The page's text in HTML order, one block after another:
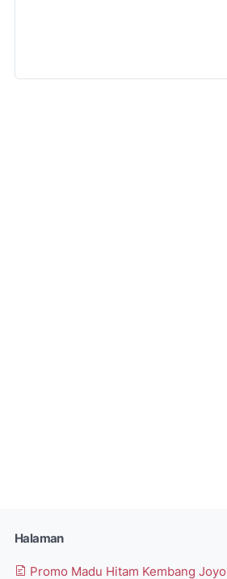
Halaman
Promo Madu Hitam Kembang Joyo